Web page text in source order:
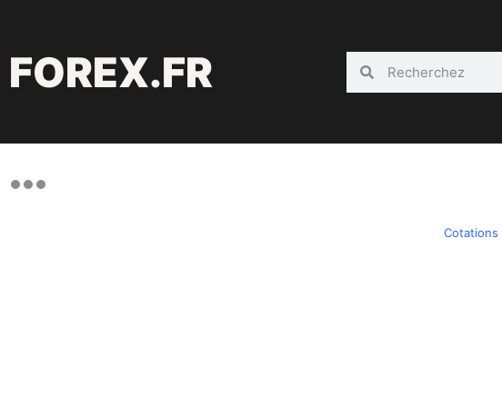
FOREX.FR
Cotations